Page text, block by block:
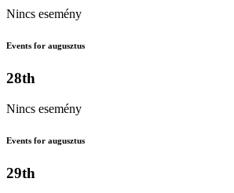
Nincs esemény
Events for augusztus
28th
Nincs esemény
Events for augusztus
29th